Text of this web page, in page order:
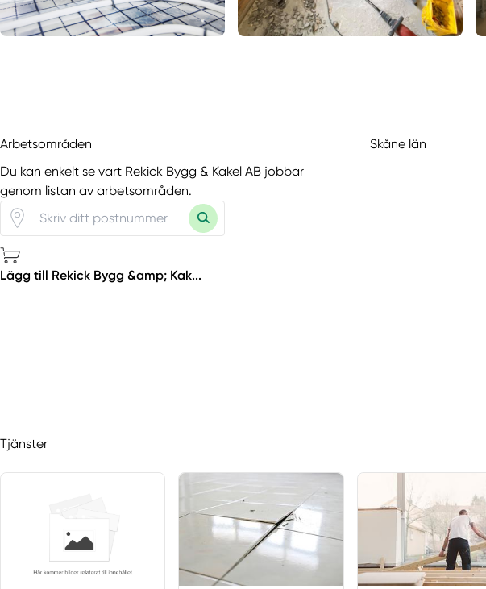
Arbetsområden
Du kan enkelt se vart Rekick Bygg & Kakel AB jobbar
genom listan av arbetsområden.
Lägg till Rekick Bygg &amp; Kak...
Skåne län
Tjänster